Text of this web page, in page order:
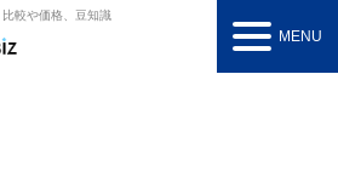
較や価格、豆知識
MENU